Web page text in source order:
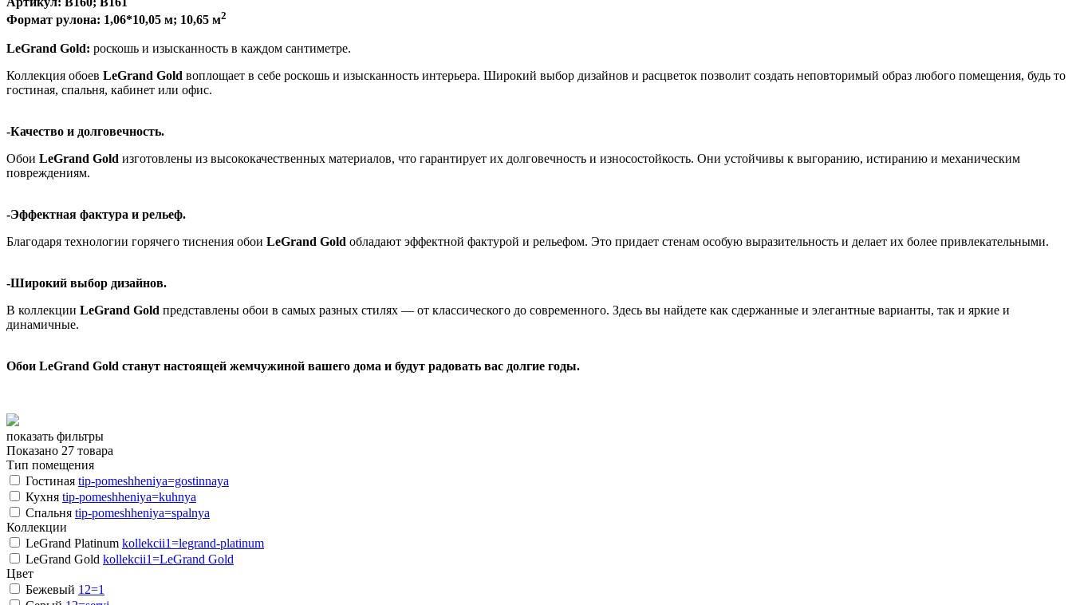
Формат рулона: 1,06*10,05 м; 10,65 м2
LeGrand Gold: роскошь и изысканность в каждом сантиметре.
Коллекция обоев LeGrand Gold воплощает в себе роскошь и изысканность интерьера. Широкий выбор дизайнов и расцветок позволит создать неповторимый образ любого помещения, будь то
гостиная, спальня, кабинет или офис.
-Качество и долговечность.
Обои LeGrand Gold изготовлены из высококачественных материалов, что гарантирует их долговечность и износостойкость. Они устойчивы к выгоранию, истиранию и механическим
повреждениям.
-Эффектная фактура и рельеф.
Благодаря технологии горячего тиснения обои LeGrand Gold обладают эффектной фактурой и рельефом. Это придает стенам особую выразительность и делает их более привлекательными.
-Широкий выбор дизайнов.
В коллекции LeGrand Gold представлены обои в самых разных стилях — от классического до современного. Здесь вы найдете как сдержанные и элегантные варианты, так и яркие и
динамичные.
Обои LeGrand Gold станут настоящей жемчужиной вашего дома и будут радовать вас долгие годы.
показать фильтры
Показано 27 товара
Тип помещения
Гостиная tip-pomeshheniya=gostinnaya
Кухня tip-pomeshheniya=kuhnya
Спальня tip-pomeshheniya=spalnya
Коллекции
LeGrand Platinum kollekcii1=legrand-platinum
LeGrand Gold kollekcii1=LeGrand Gold
Цвет
Бежевый 12=1